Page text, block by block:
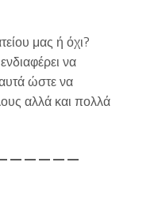
μας ή όχι?
να
ώστε να
αλλά και πολλά
— — — — —